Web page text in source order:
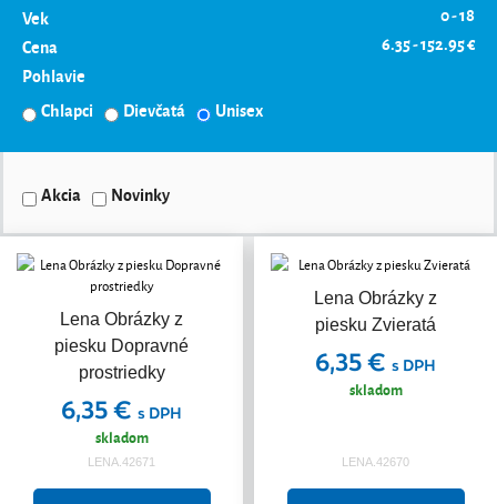
Vek
0 - 18
Cena
6.35 - 152.95 €
Pohlavie
Chlapci
Dievčatá Unisex
Akcia Novinky
Lena Obrázky z
piesku Dopravné
prostriedky
6,35 € s DPH
skladom
LENA.42671
Lena Obrázky z
piesku Zvieratá
6,35 € s DPH
skladom
LENA.42670